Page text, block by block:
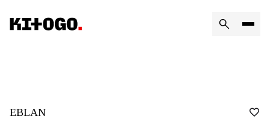
EBLAN